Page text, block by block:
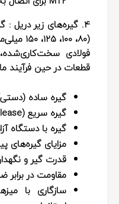
4. گیره‌های زیر دریل
:
(۸۰،
فولادی
قطعات در حین فرآیند
گیره ساده
گیره سریع (Quick Release)
گیره با دستگاه
مزایای گیره‌های
قدرت گیر و
مقاومت در برابر
سازگاری با